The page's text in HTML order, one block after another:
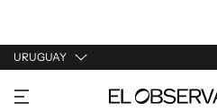
URUGUAY
URUGUAY